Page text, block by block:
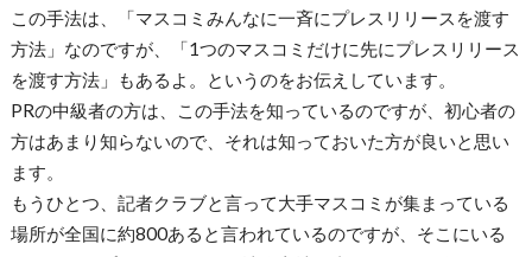
この手法は、「マスコミみんなに一斉にプレスリリースを渡す
方法」なのですが、「1つのマスコミだけに先にプレスリリース
を渡す方法」もあるよ。というのをお伝えしています。
PRの中級者の方は、この手法を知っているのですが、初心者の
方はあまり知らないので、それは知っておいた方が良いと思い
ます。
もうひとつ、記者クラブと言って大手マスコミが集まっている
場所が全国に約800あると言われているのですが、そこにいる